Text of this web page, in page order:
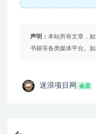
声明： 本站所有文章，
书籍等各类媒体平台。
迷浪项目网 会员